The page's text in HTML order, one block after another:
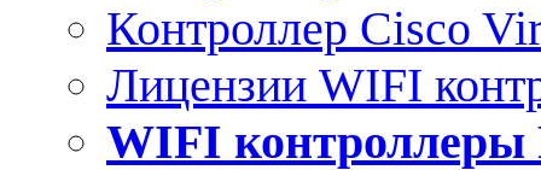
Контроллер Cisco
Лицензии WIFI
WIFI контроллеры